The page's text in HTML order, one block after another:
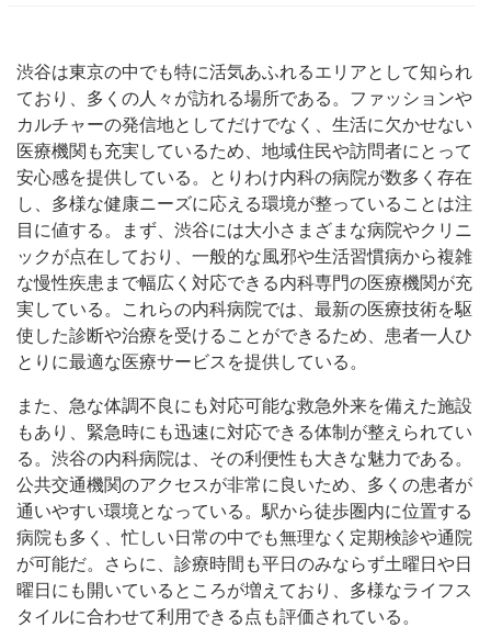
渋谷は東京の中でも特に活気あふれるエリアとして知られ
ており、多くの人々が訪れる場所である。 ファッションや
カルチャーの発信地としてだけでなく、生活に欠かせない
医療機関も充実しているため、地域住民や訪問者にとって
安心感を提供している。とりわけ内科の病院が数多く存在
し、多様な健康ニーズに応える環境が整っていることは注
目に値する。まず、渋谷には大小さまざまな病院やクリニ
ックが点在しており、一般的な風邪や生活習慣病から複雑
な慢性疾患まで幅広く対応できる内科専門の医療機関が充
実している。これらの内科病院では、最新の医療技術を駆
使した診断や治療を受けることができるため、患者一人ひ
とりに最適な医療サービスを提供している。
また、急な体調不良にも対応可能な救急外来を備えた施設
もあり、緊急時にも迅速に対応できる体制が整えられてい
る。渋谷の内科病院は、その利便性も大きな魅力である。
公共交通機関のアクセスが非常に良いため、多くの患者が
通いやすい環境となっている。駅から徒歩圏内に位置する
病院も多く、忙しい日常の中でも無理なく定期検診や通院
が可能だ。さらに、診療時間も平日のみならず土曜日や日
曜日にも開いているところが増えており、多様なライフス
タイルに合わせて利用できる点も評価されている。